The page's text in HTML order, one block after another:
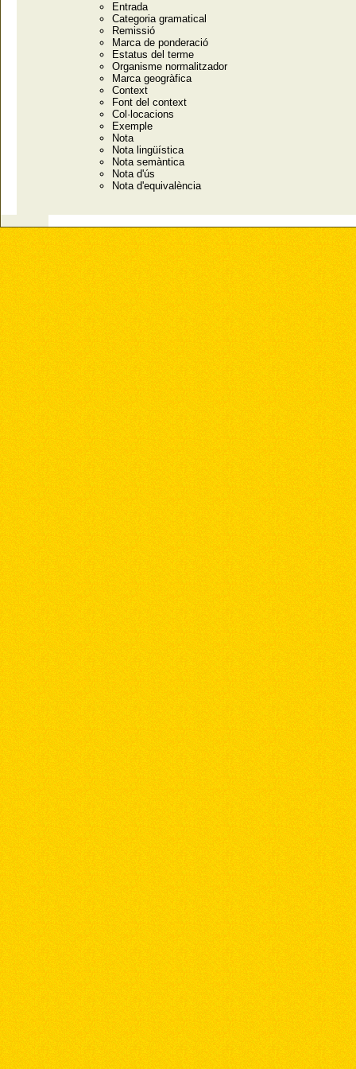
Entrada
Categoria gramatical
Remissió
Marca de ponderació
Estatus del terme
Organisme normalitzador
Marca geogràfica
Context
Font del context
Col·locacions
Exemple
Nota
Nota lingüística
Nota semàntica
Nota d'ús
Nota d'equivalència